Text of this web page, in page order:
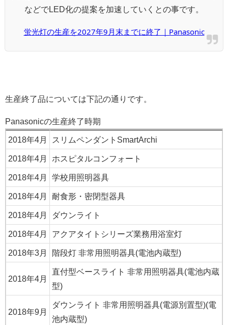
などでLED化の提案を加速していくとの事です。
蛍光灯の生産を2027年9月末までに終了｜Panasonic
生産終了品については下記の通りです。
Panasonicの生産終了時期
2018年4月 スリムペンダントSmartArchi
2018年4月 ホスピタルコンフォート
2018年4月 学校用照明器具
2018年4月 耐食形・密閉型器具
2018年4月 ダウンライト
2018年4月 アクアタイトシリーズ業務用浴室灯
2018年3月 階段灯 非常用照明器具(電池内蔵型)
2018年4月
直付型ベースライト 非常用照明器具(電池内蔵
型)
2018年9月
ダウンライト 非常用照明器具(電源別置型)(電
池内蔵型)